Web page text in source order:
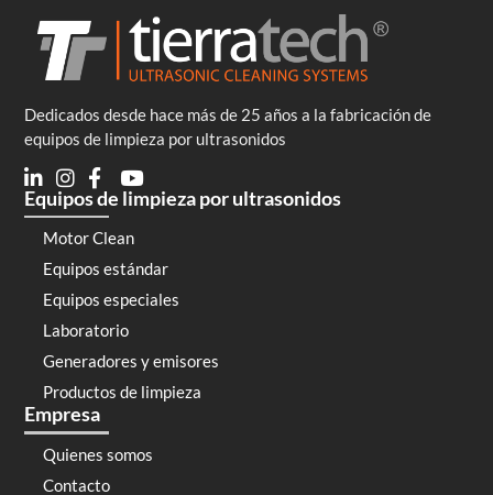
Dedicados desde hace más de 25 años a la fabricación de
equipos de limpieza por ultrasonidos
Equipos de limpieza por ultrasonidos
Motor Clean
Equipos estándar
Equipos especiales
Laboratorio
Generadores y emisores
Productos de limpieza
Empresa
Quienes somos
Contacto